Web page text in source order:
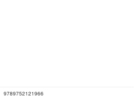
9789752121966